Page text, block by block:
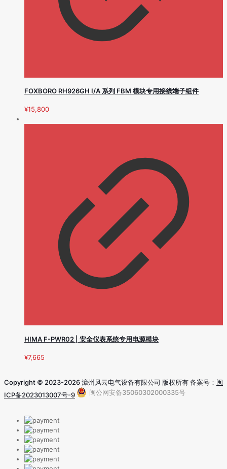
FOXBORO RH926GH I/A 系列 FBM 模块专用接线端子组件
¥15,800
HIMA F-PWR02 | 安全仪表系统专用电源模块
¥7,665
Copyright © 2023-2026 漳州风云电气设备有限公司 版权所有 备案号： 闽
ICP备2023013007号-9
闽公网安备35060302000335号